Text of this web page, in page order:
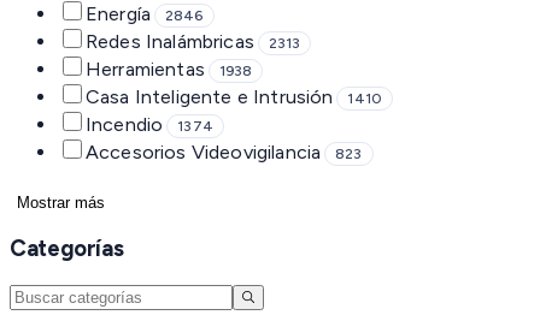
Energía 2846
Redes Inalámbricas 2313
Herramientas 1938
Casa Inteligente e Intrusión 1410
Incendio 1374
Accesorios Videovigilancia 823
Mostrar más
Categorías